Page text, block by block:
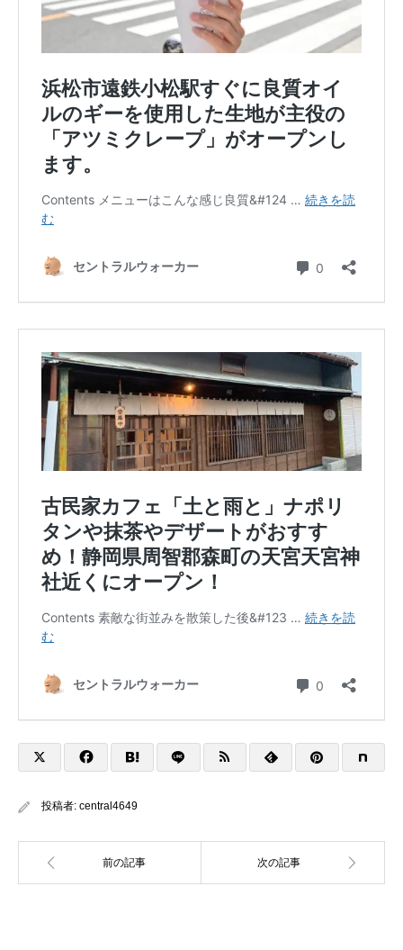
投稿者: central4649